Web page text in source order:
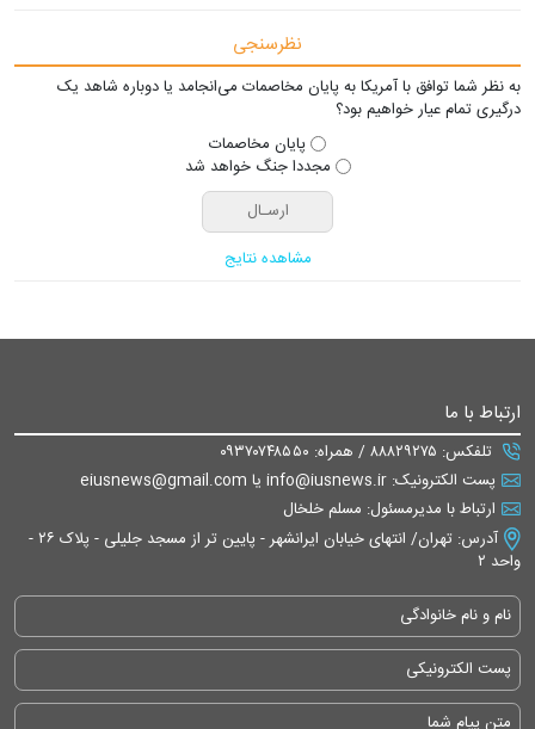
نظرسنجی
به نظر شما توافق با آمریکا به پایان مخاصمات می‌انجامد یا دوباره شاهد یک
درگیری تمام عیار خواهیم بود؟
پایان مخاصمات
مجددا جنگ خواهد شد
مشاهده نتایج
ارتباط با ما
تلفکس: ۸۸۸۲۹۲۷۵ / همراه: ۰۹۳۷۰۷۴۸۵۵۰
پست الکترونیک: info@iusnews.ir یا eiusnews@gmail.com
ارتباط با مدیرمسئول: مسلم خلخال
آدرس: تهران/ انتهای خیابان ایرانشهر - پایین تر از مسجد جلیلی - پلاک ۲۶ -
واحد ۲